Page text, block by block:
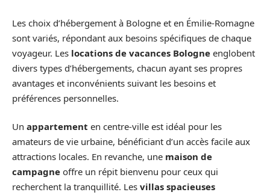
Les choix d’hébergement à Bologne et en Émilie-Romagne
sont variés, répondant aux besoins spécifiques de chaque
voyageur. Les locations de vacances Bologne englobent
divers types d’hébergements, chacun ayant ses propres
avantages et inconvénients suivant les besoins et
préférences personnelles.
Un appartement en centre-ville est idéal pour les
amateurs de vie urbaine, bénéficiant d’un accès facile aux
attractions locales. En revanche, une maison de
campagne offre un répit bienvenu pour ceux qui
recherchent la tranquillité. Les villas spacieuses